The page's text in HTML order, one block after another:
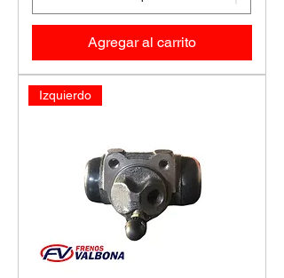
Agregar al carrito
Izquierdo